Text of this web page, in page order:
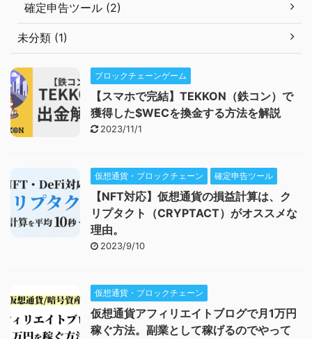
確定申告ツール (2)
未分類 (1)
ブロックチェーンゲーム
【スマホで完結】TEKKON（鉄コン）で
獲得した$WECを換金する方法を解説
2023/11/1
仮想通貨・ブロックチェーン 確定申告ツール
【NFT対応】仮想通貨の損益計算は、ク
リプタクト（CRYPTACT）がオススメな
理由。
2023/9/10
仮想通貨・ブロックチェーン
仮想通貨アフィリエイトブログで月1万円
稼ぐ方法。副業として稼げるのでやって